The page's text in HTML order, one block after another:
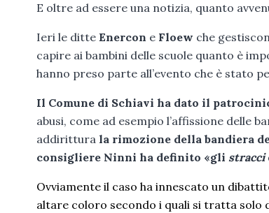
E oltre ad essere una notizia, quanto
Ieri le ditte Enercon e Floew che
capire ai bambini delle scuole quanto è
hanno preso parte all’evento che è stato
Il Comune di Schiavi ha dato il
abusi, come ad esempio l’affissione delle
addirittura la rimozione della bandiera
consigliere Ninni ha definito «gli stracci
Ovviamente il caso ha innescato un
altare coloro secondo i quali si tratta solo